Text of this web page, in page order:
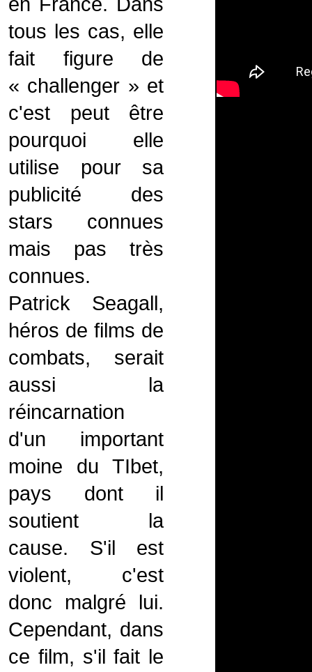
tous les cas, elle
fait figure de
« challenger » et
c'est peut être
pourquoi elle
utilise pour sa
publicité des
stars connues
mais pas très
connues.
Patrick Seagall,
héros de films de
combats, serait
aussi la
réincarnation
d'un important
moine du TIbet,
pays dont il
soutient la
cause. S'il est
violent, c'est
donc malgré lui.
Cependant, dans
ce film, s'il fait le